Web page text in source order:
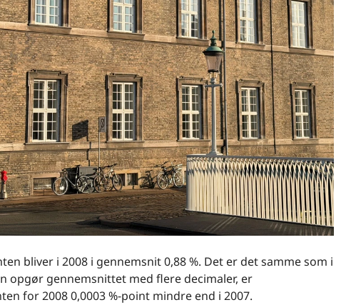
bliver i 2008 i gennemsnit 0,88 %. Det er det samme som i
opgør gennemsnittet med flere decimaler, er
for 2008 0,0003 %-point mindre end i 2007.